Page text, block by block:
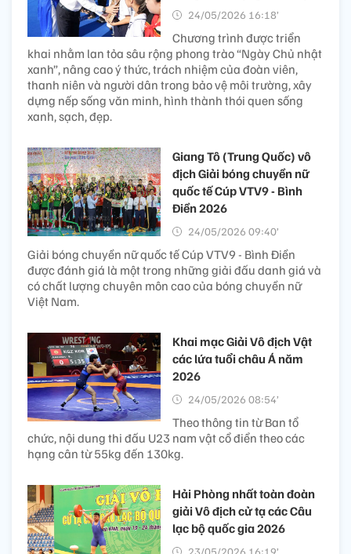
24/05/2026 16:18’
Chương trình được triển
khai nhằm lan tỏa sâu rộng phong trào “Ngày Chủ nhật
xanh”, nâng cao ý thức, trách nhiệm của đoàn viên,
thanh niên và người dân trong bảo vệ môi trường, xây
dựng nếp sống văn minh, hình thành thói quen sống
xanh, sạch, đẹp.
Giang Tô (Trung Quốc) vô
địch Giải bóng chuyền nữ
quốc tế Cúp VTV9 - Bình
Điền 2026
24/05/2026 09:40’
Giải bóng chuyền nữ quốc tế Cúp VTV9 - Bình Điền
được đánh giá là một trong những giải đấu danh giá và
có chất lượng chuyên môn cao của bóng chuyền nữ
Việt Nam.
Khai mạc Giải Vô địch Vật
các lứa tuổi châu Á năm
2026
24/05/2026 08:54’
Theo thông tin từ Ban tổ
chức, nội dung thi đấu U23 nam vật cổ điển theo các
hạng cân từ 55kg đến 130kg.
Hải Phòng nhất toàn đoàn
giải Vô địch cử tạ các Câu
lạc bộ quốc gia 2026
23/05/2026 16:19’